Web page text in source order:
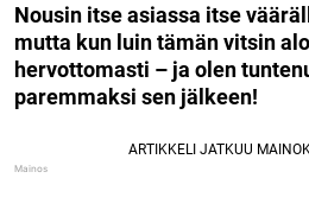
Nousin itse asiassa itse
mutta kun luin tämän vitsin
hervottomasti – ja olen
paremmaksi sen jälkeen!